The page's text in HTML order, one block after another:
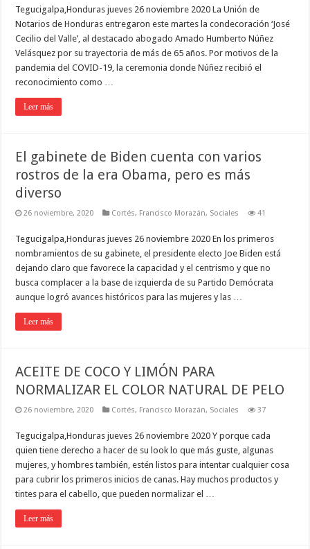
Tegucigalpa,Honduras jueves 26 noviembre 2020 La Unión de
Notarios de Honduras entregaron este martes la condecoración ‘José
Cecilio del Valle’, al destacado abogado Amado Humberto Núñez
Velásquez por su trayectoria de más de 65 años. Por motivos de la
pandemia del COVID-19, la ceremonia donde Núñez recibió el
reconocimiento como …
Leer más
El gabinete de Biden cuenta con varios
rostros de la era Obama, pero es más
diverso
26 noviembre, 2020 Cortés, Francisco Morazán, Sociales 41
Tegucigalpa,Honduras jueves 26 noviembre 2020 En los primeros
nombramientos de su gabinete, el presidente electo Joe Biden está
dejando claro que favorece la capacidad y el centrismo y que no
busca complacer a la base de izquierda de su Partido Demócrata
aunque logró avances históricos para las mujeres y las …
Leer más
ACEITE DE COCO Y LIMÓN PARA
NORMALIZAR EL COLOR NATURAL DE PELO
26 noviembre, 2020 Cortés, Francisco Morazán, Sociales 37
Tegucigalpa,Honduras jueves 26 noviembre 2020 Y porque cada
quien tiene derecho a hacer de su look lo que más guste, algunas
mujeres, y hombres también, estén listos para intentar cualquier cosa
para cubrir los primeros inicios de canas. Hay muchos productos y
tintes para el cabello, que pueden normalizar el …
Leer más